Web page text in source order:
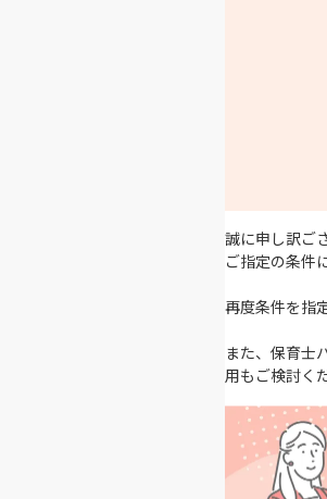
誠に申し訳ご
ご指定の条件
再度条件を指
また、保育士
用もご検討く